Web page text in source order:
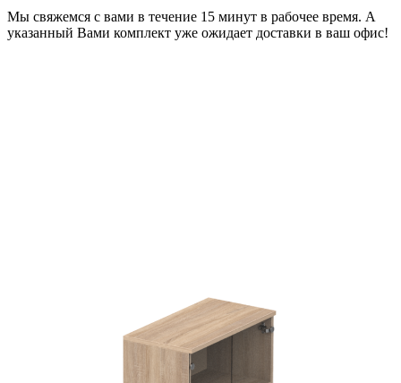
Мы свяжемся с вами в течение 15 минут в рабочее время. А
указанный Вами комплект уже ожидает доставки в ваш офис!